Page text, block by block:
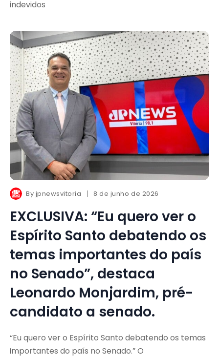
indevidos
By jpnewsvitoria 8 de junho de 2026
EXCLUSIVA: “Eu quero ver o
Espírito Santo debatendo os
temas importantes do país
no Senado”, destaca
Leonardo Monjardim, pré-
candidato a senado.
“Eu quero ver o Espírito Santo debatendo os temas
importantes do país no Senado.” O